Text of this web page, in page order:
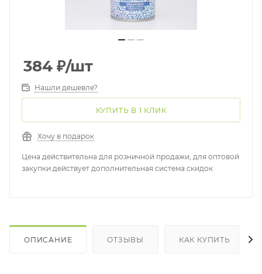
384 ₽/шт
Нашли дешевле?
КУПИТЬ В 1 КЛИК
Хочу в подарок
Цена действительна для розничной продажи, для оптовой
закупки действует дополнительная система скидок
ОПИСАНИЕ ОТЗЫВЫ КАК КУПИТЬ